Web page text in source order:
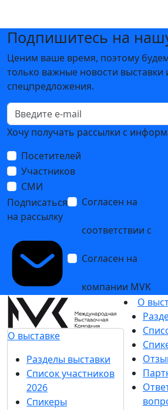
Подпишитесь на
Ценим ваше время, поэтому
только важные новости выставки
спецпредложения.
Хочу получать рассылки с
Посетителей
Участников
СМИ
Подписаться
на рассылку
Согласен на
соответствии с
Согласен на
компании MVK
О выставке
Разделы выставки
Список участников
2026
Спикеры
О